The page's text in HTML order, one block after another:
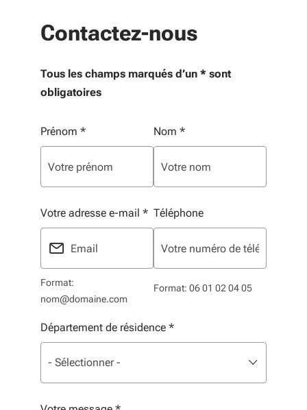
Contactez-nous
Tous les champs marqués d’un * sont
obligatoires
Vos informations personnelles
Prénom * Nom *
Votre adresse e-mail *
Format:
nom@domaine.com
Téléphone
Format: 06 01 02 04 05
Département de résidence *
- Sélectionner -